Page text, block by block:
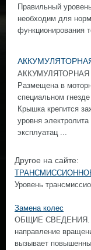
Правильный
необходим для
функционирования
АККУМУЛЯТОРНАЯ
Размещена в
специальном
Крышка крепится
уровня
эксплуатац ...
Другое на сайте:
ТРАНСМИССИОННОЕ
Уровень
Замена колес
ОБЩИЕ СВЕДЕНИЯ.
направление
вызывает